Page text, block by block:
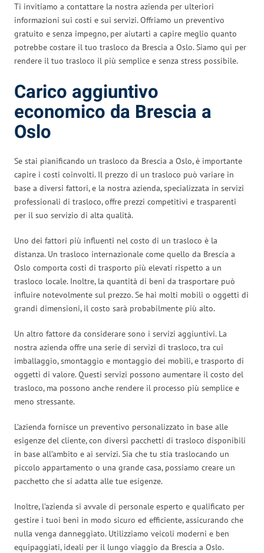
Ti invitiamo a contattare la nostra azienda per ulteriori
informazioni sui costi e sui servizi. Offriamo un preventivo
gratuito e senza impegno, per aiutarti a capire meglio quanto
potrebbe costare il tuo trasloco da Brescia a Oslo. Siamo qui per
rendere il tuo trasloco il più semplice e senza stress possibile.
Carico aggiuntivo
economico da Brescia a
Oslo
Se stai pianificando un trasloco da Brescia a Oslo, è importante
capire i costi coinvolti. Il prezzo di un trasloco può variare in
base a diversi fattori, e la nostra azienda, specializzata in servizi
professionali di trasloco, offre prezzi competitivi e trasparenti
per il suo servizio di alta qualità.
Uno dei fattori più influenti nel costo di un trasloco è la
distanza. Un trasloco internazionale come quello da Brescia a
Oslo comporta costi di trasporto più elevati rispetto a un
trasloco locale. Inoltre, la quantità di beni da trasportare può
influire notevolmente sul prezzo. Se hai molti mobili o oggetti di
grandi dimensioni, il costo sarà probabilmente più alto.
Un altro fattore da considerare sono i servizi aggiuntivi. La
nostra azienda offre una serie di servizi di trasloco, tra cui
imballaggio, smontaggio e montaggio dei mobili, e trasporto di
oggetti di valore. Questi servizi possono aumentare il costo del
trasloco, ma possono anche rendere il processo più semplice e
meno stressante.
L’azienda fornisce un preventivo personalizzato in base alle
esigenze del cliente, con diversi pacchetti di trasloco disponibili
in base all’ambito e ai servizi. Sia che tu stia traslocando un
piccolo appartamento o una grande casa, possiamo creare un
pacchetto che si adatta alle tue esigenze.
Inoltre, l’azienda si avvale di personale esperto e qualificato per
gestire i tuoi beni in modo sicuro ed efficiente, assicurando che
nulla venga danneggiato. Utilizziamo veicoli moderni e ben
equipaggiati, ideali per il lungo viaggio da Brescia a Oslo.